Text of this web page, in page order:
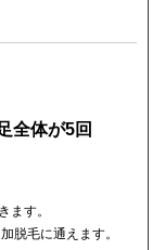
全体が5回
ます。
脱毛に通えます。